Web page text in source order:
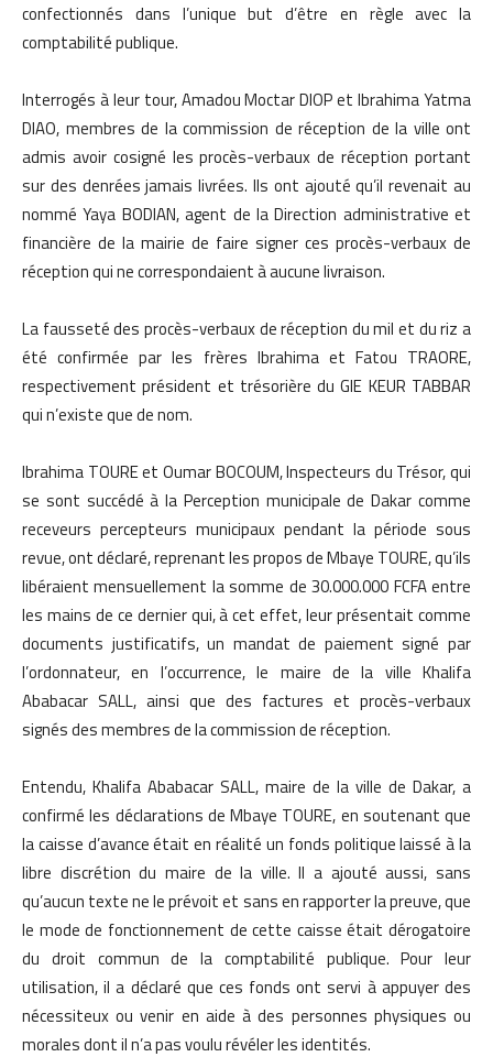
confectionnés dans l’unique but d’être en règle avec la
comptabilité publique.
Interrogés à leur tour, Amadou Moctar DIOP et Ibrahima Yatma
DIAO, membres de la commission de réception de la ville ont
admis avoir cosigné les procès-verbaux de réception portant
sur des denrées jamais livrées. Ils ont ajouté qu’il revenait au
nommé Yaya BODIAN, agent de la Direction administrative et
financière de la mairie de faire signer ces procès-verbaux de
réception qui ne correspondaient à aucune livraison.
La fausseté des procès-verbaux de réception du mil et du riz a
été confirmée par les frères Ibrahima et Fatou TRAORE,
respectivement président et trésorière du GIE KEUR TABBAR
qui n’existe que de nom.
Ibrahima TOURE et Oumar BOCOUM, Inspecteurs du Trésor, qui
se sont succédé à la Perception municipale de Dakar comme
receveurs percepteurs municipaux pendant la période sous
revue, ont déclaré, reprenant les propos de Mbaye TOURE, qu’ils
libéraient mensuellement la somme de 30.000.000 FCFA entre
les mains de ce dernier qui, à cet effet, leur présentait comme
documents justificatifs, un mandat de paiement signé par
l’ordonnateur, en l’occurrence, le maire de la ville Khalifa
Ababacar SALL, ainsi que des factures et procès-verbaux
signés des membres de la commission de réception.
Entendu, Khalifa Ababacar SALL, maire de la ville de Dakar, a
confirmé les déclarations de Mbaye TOURE, en soutenant que
la caisse d’avance était en réalité un fonds politique laissé à la
libre discrétion du maire de la ville. Il a ajouté aussi, sans
qu’aucun texte ne le prévoit et sans en rapporter la preuve, que
le mode de fonctionnement de cette caisse était dérogatoire
du droit commun de la comptabilité publique. Pour leur
utilisation, il a déclaré que ces fonds ont servi à appuyer des
nécessiteux ou venir en aide à des personnes physiques ou
morales dont il n’a pas voulu révéler les identités.